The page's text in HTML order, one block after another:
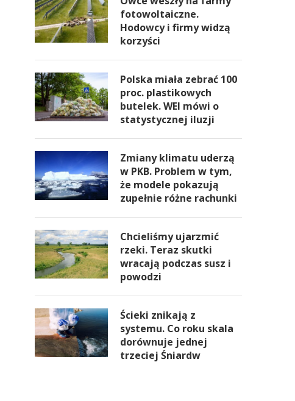
fotowoltaiczne.
Hodowcy i firmy widzą
korzyści
Polska miała zebrać 100
proc. plastikowych
butelek. WEI mówi o
statystycznej iluzji
Zmiany klimatu uderzą
w PKB. Problem w tym,
że modele pokazują
zupełnie różne rachunki
Chcieliśmy ujarzmić
rzeki. Teraz skutki
wracają podczas susz i
powodzi
Ścieki znikają z
systemu. Co roku skala
dorównuje jednej
trzeciej Śniardw